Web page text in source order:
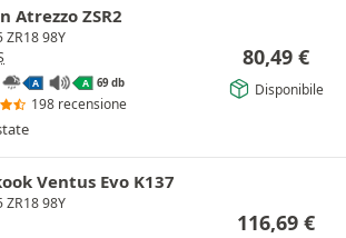
Atrezzo ZSR2
ZR18 98Y
A A 69 db
198 recensione
80,49 €
Disponibile
Ventus Evo K137
ZR18 98Y
116,69 €